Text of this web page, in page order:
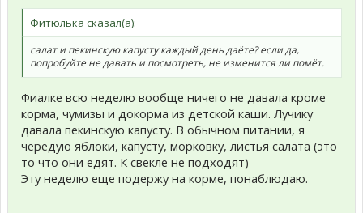
Фитюлька сказал(а):
салат и пекинскую капусту каждый день даёте? если да,
попробуйте не давать и посмотреть, не изменится ли помёт.
Фиалке всю неделю вообще ничего не давала кроме
корма, чумизы и докорма из детской каши. Лучику
давала пекинскую капусту. В обычном питании, я
чередую яблоки, капусту, морковку, листья салата (это
то что они едят. К свекле не подходят)
Эту неделю еще подержу на корме, понаблюдаю.